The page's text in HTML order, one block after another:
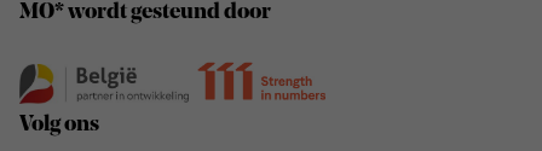
MO* wordt gesteund door
Volg ons